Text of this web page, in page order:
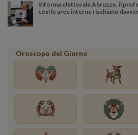
Riforma elettorale Abruzzo, il
così le aree interne rischiano
Oroscopo del Giorno